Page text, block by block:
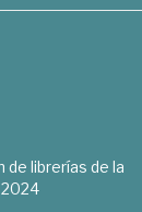
de librerías de la